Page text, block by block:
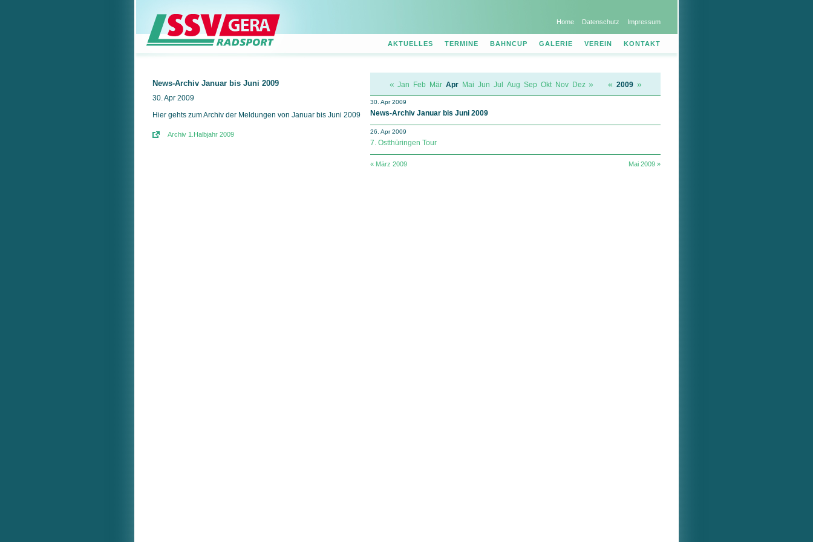
Home Datenschutz Impressum
AKTUELLES TERMINE BAHNCUP GALERIE VEREIN KONTAKT
News-Archiv Januar bis Juni 2009
30. Apr 2009
Hier gehts zum Archiv der Meldungen von Januar bis Juni 2009
Archiv 1.Halbjahr 2009
« Jan Feb Mär Apr Mai Jun Jul Aug Sep Okt Nov Dez » « 2009 »
30. Apr 2009
News-Archiv Januar bis Juni 2009
26. Apr 2009
7. Ostthüringen Tour
« März 2009 Mai 2009 »